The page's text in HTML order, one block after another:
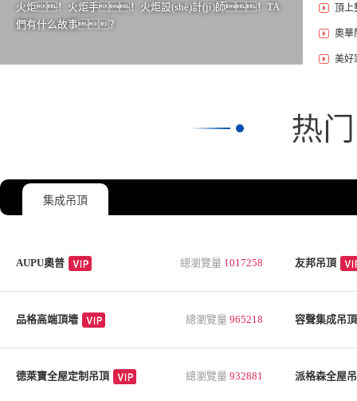
火炬！火炬手！火炬設(shè)計(jì)師！TA
們有什么故事？
頂
奧華
美好
集成吊頂
AUPU奧普 總瀏覽量 1017258 友邦吊頂
品格高端頂墻 總瀏覽量 965218 容聲集成吊頂
德萊寶全屋定制吊頂 總瀏覽量 932881 派格森全屋